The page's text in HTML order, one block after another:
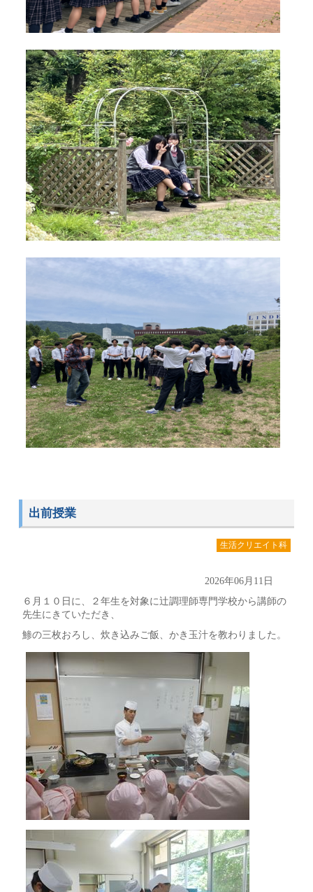
出前授業
生活クリエイト科
2026年06月11日
６月１０日に、２年生を対象に辻調理師専門学校から講師の
先生にきていただき、
鯵の三枚おろし、炊き込みご飯、かき玉汁を教わりました。